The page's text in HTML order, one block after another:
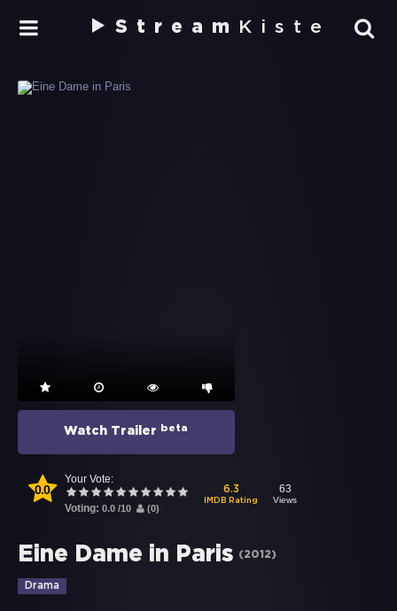
Stream Kiste
Watch Trailer beta
0.0
Your Vote:
Voting: 0.0 /10 (0)
6.3
IMDB Rating
63
Views
Eine Dame in Paris (2012)
Drama